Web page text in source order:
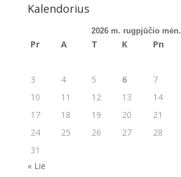
Kalendorius
2026 m. rugpjūčio mėn.
Pr A T K Pn
3
4 5 6 7
10
11 12 13 14
17
18 19 20 21
24
25 26 27 28
31
« Lie